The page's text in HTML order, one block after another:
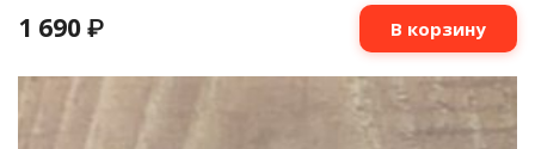
1 690 ₽ В корзину